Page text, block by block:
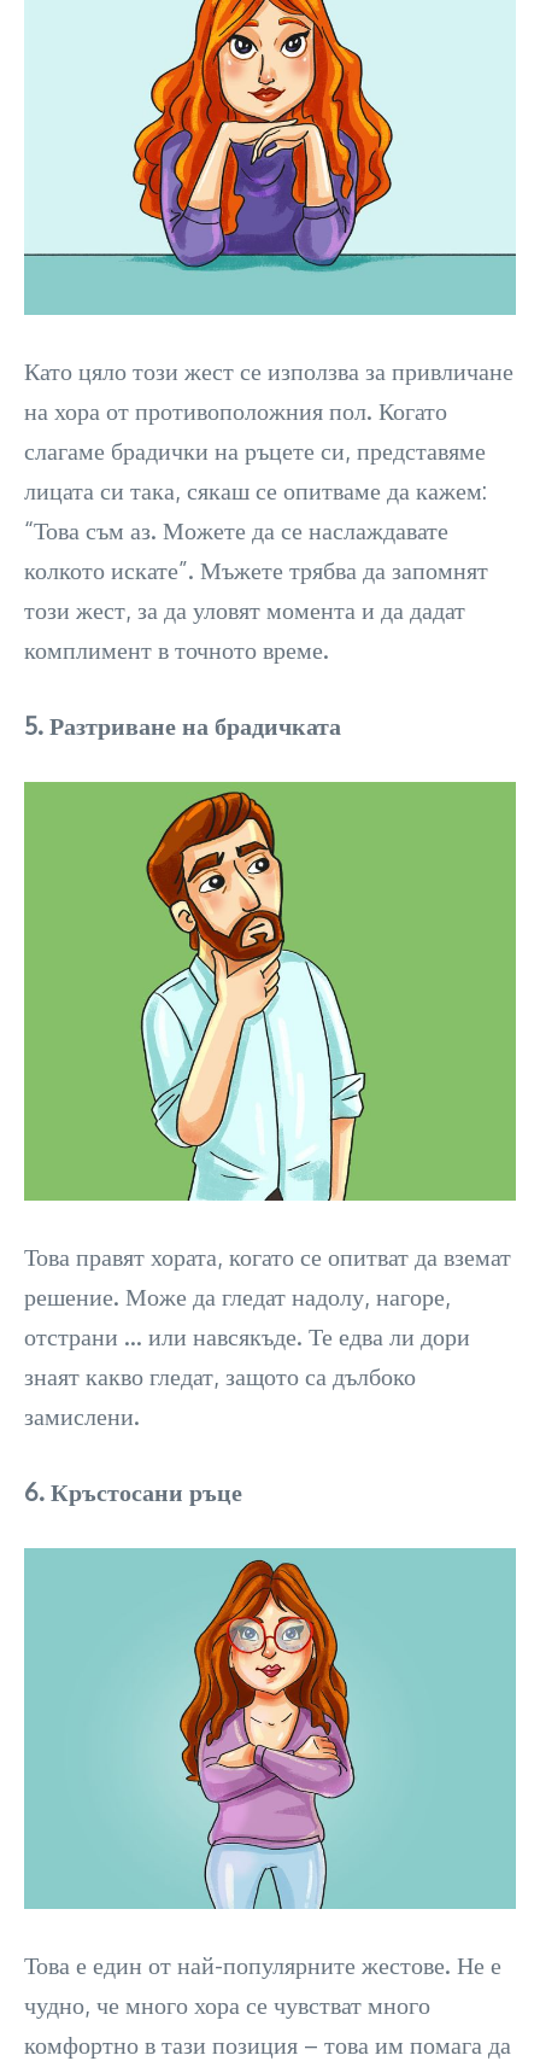
Като цяло този жест се използва за привличане
на хора от противоположния пол. Когато
слагаме брадички на ръцете си, представяме
лицата си така, сякаш се опитваме да кажем:
“Това съм аз. Можете да се наслаждавате
колкото искате”. Мъжете трябва да запомнят
този жест, за да уловят момента и да дадат
комплимент в точното време.
5. Разтриване на брадичката
Това правят хората, когато се опитват да вземат
решение. Може да гледат надолу, нагоре,
отстрани … или навсякъде. Те едва ли дори
знаят какво гледат, защото са дълбоко
замислени.
6. Кръстосани ръце
Това е един от най-популярните жестове. Не е
чудно, че много хора се чувстват много
комфортно в тази позиция – това им помага да